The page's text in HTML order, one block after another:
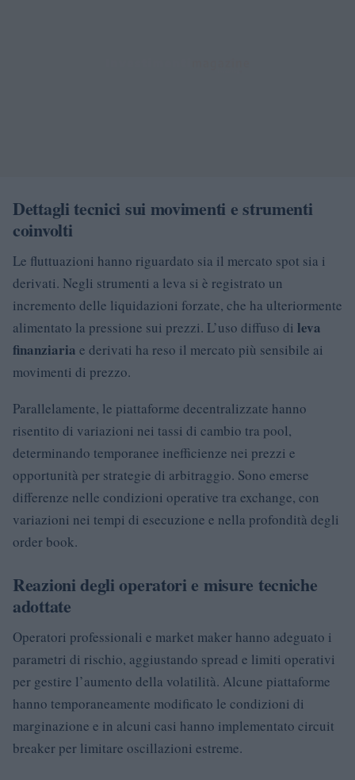
Dettagli tecnici sui movimenti e strumenti
coinvolti
Le fluttuazioni hanno riguardato sia il mercato spot sia i
derivati. Negli strumenti a leva si è registrato un
incremento delle liquidazioni forzate, che ha ulteriormente
alimentato la pressione sui prezzi. L’uso diffuso di leva
finanziaria e derivati ha reso il mercato più sensibile ai
movimenti di prezzo.
Parallelamente, le piattaforme decentralizzate hanno
risentito di variazioni nei tassi di cambio tra pool,
determinando temporanee inefficienze nei prezzi e
opportunità per strategie di arbitraggio. Sono emerse
differenze nelle condizioni operative tra exchange, con
variazioni nei tempi di esecuzione e nella profondità degli
order book.
Reazioni degli operatori e misure tecniche
adottate
Operatori professionali e market maker hanno adeguato i
parametri di rischio, aggiustando spread e limiti operativi
per gestire l’aumento della volatilità. Alcune piattaforme
hanno temporaneamente modificato le condizioni di
marginazione e in alcuni casi hanno implementato circuit
breaker per limitare oscillazioni estreme.